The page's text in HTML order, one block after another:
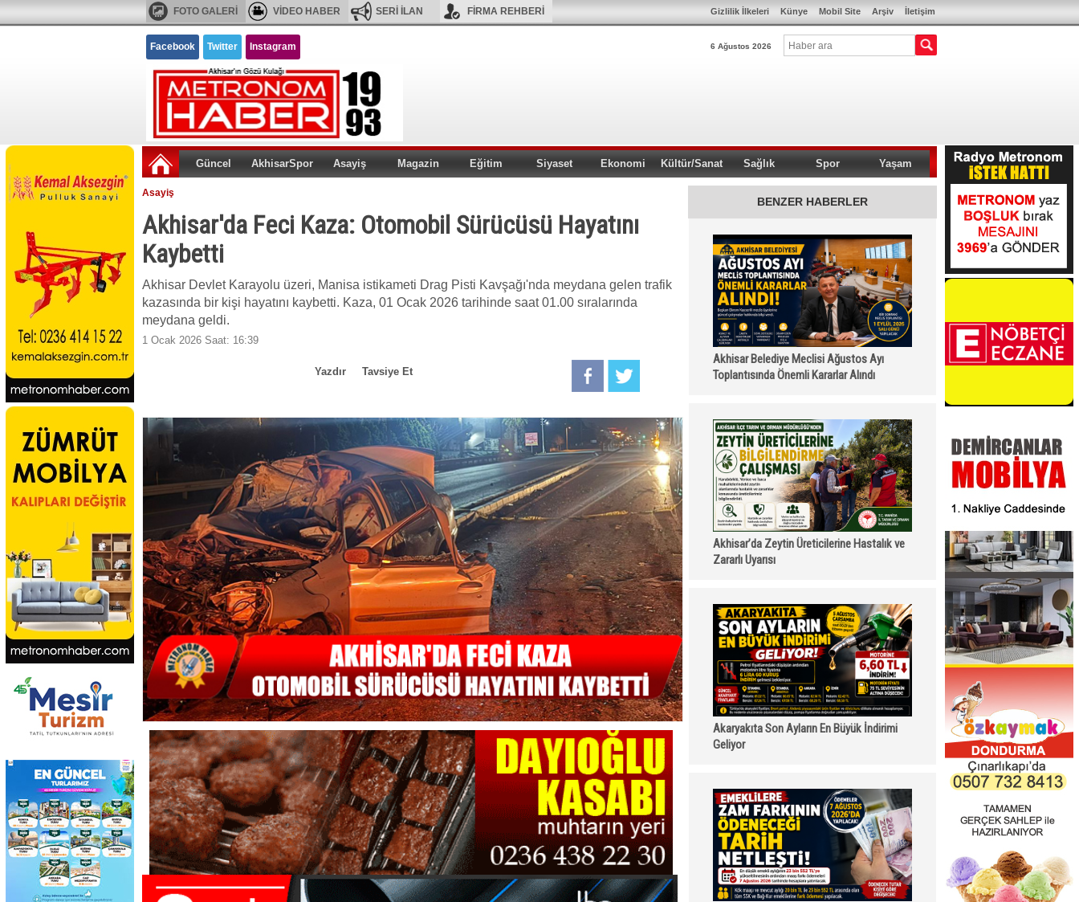
FOTO GALERİ VİDEO HABER SERİ İLAN FİRMA REHBERİ İletişim
Arşiv
Mobil Site
Künye
Gizlilik İlkeleri
Facebook Twitter Instagram 6 Ağustos 2026
Güncel AkhisarSpor Asayiş Magazin Eğitim Siyaset Ekonomi Kültür/Sanat Sağlık Spor Yaşam
BENZER HABERLER
Akhisar Belediye Meclisi Ağustos Ayı
Toplantısında Önemli Kararlar Alındı
Akhisar’da Zeytin Üreticilerine Hastalık ve
Zararlı Uyarısı
Akaryakıta Son Ayların En Büyük İndirimi
Geliyor
Asayiş
Akhisar'da Feci Kaza: Otomobil Sürücüsü Hayatını
Kaybetti
Akhisar Devlet Karayolu üzeri, Manisa istikameti Drag Pisti Kavşağı'nda meydana gelen trafik
kazasında bir kişi hayatını kaybetti. Kaza, 01 Ocak 2026 tarihinde saat 01.00 sıralarında
meydana geldi.
1 Ocak 2026 Saat: 16:39
Tavsiye Et
Yazdır